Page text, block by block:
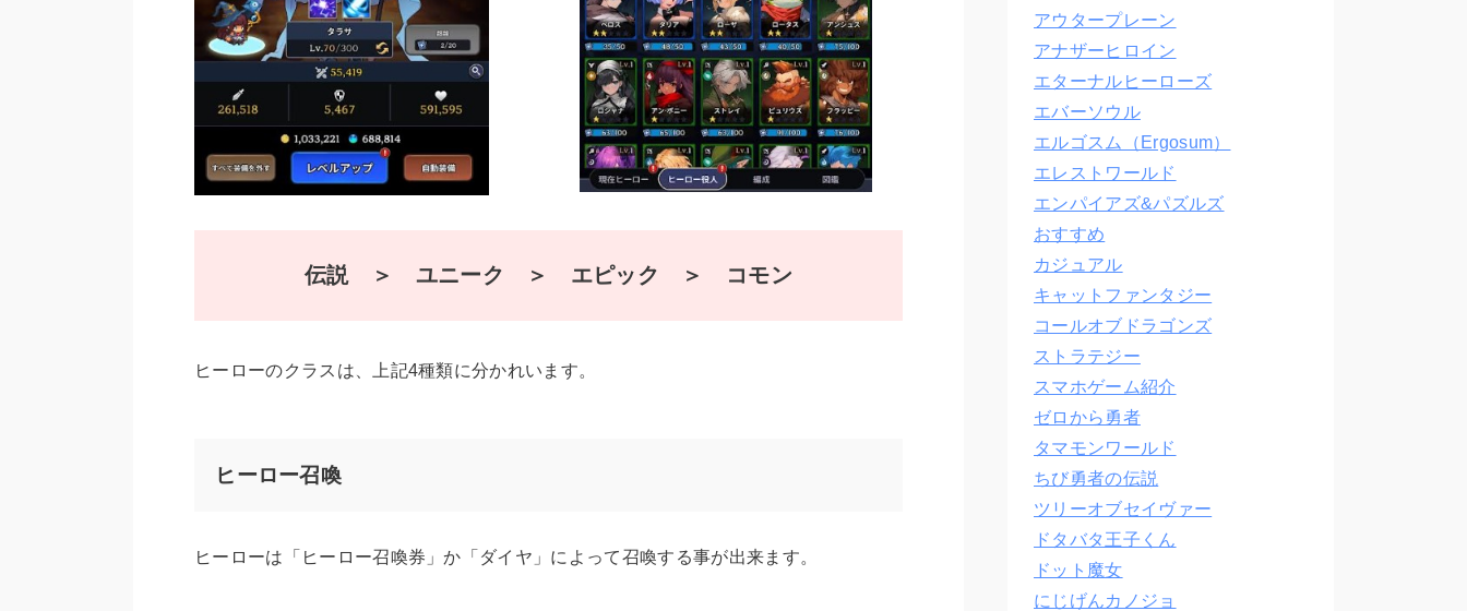
伝説 ＞ ユニーク ＞ エピック ＞ コモン
ヒーローのクラスは、上記4種類に分かれいます。
ヒーロー召喚
ヒーローは「ヒーロー召喚券」か「ダイヤ」によって召喚する事が出来ます。
アウタープレーン
アナザーヒロイン
エターナルヒーローズ
エバーソウル
エルゴスム（Ergosum）
エレストワールド
エンパイアズ&パズルズ
おすすめ
カジュアル
キャットファンタジー
コールオブドラゴンズ
ストラテジー
スマホゲーム紹介
ゼロから勇者
タマモンワールド
ちび勇者の伝説
ツリーオブセイヴァー
ドタバタ王子くん
ドット魔女
にじげんカノジョ